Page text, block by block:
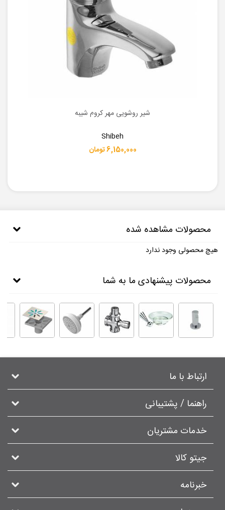
شیر روشویی مهر کروم شیبه
Shibeh
6,150,000 تومان
محصولات مشاهده شده
هیچ محصولی وجود ندارد
محصولات پیشنهادی ما به شما
ارتباط با ما
راهنما / پشتیبانی
خدمات مشتریان
جیتو کالا
خبرنامه